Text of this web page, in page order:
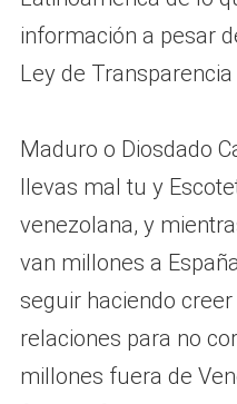
información a pesar
Ley de
Maduro o Diosdado
llevas mal tu y
venezolana, y
van millones a
seguir haciendo
relaciones para no
millones fuera de